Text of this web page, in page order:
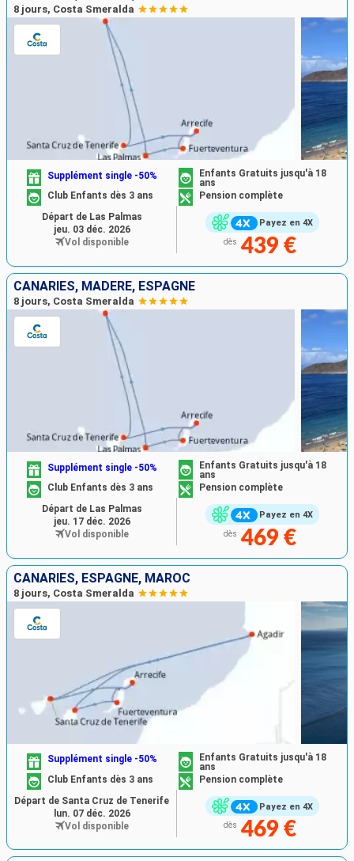
8 jours, Costa Smeralda
Payez en 4X
Supplément single -50%
Enfants Gratuits jusqu'à 18
ans
Club Enfants dès 3 ans
Pension complète
dès 439 €
Départ de Las Palmas
jeu. 03 déc. 2026
Vol disponible
CANARIES, MADÈRE, ESPAGNE
8 jours, Costa Smeralda
Payez en 4X
Supplément single -50%
Enfants Gratuits jusqu'à 18
ans
Club Enfants dès 3 ans
Pension complète
dès 469 €
Départ de Las Palmas
jeu. 17 déc. 2026
Vol disponible
CANARIES, ESPAGNE, MAROC
8 jours, Costa Smeralda
Payez en 4X
Supplément single -50%
Enfants Gratuits jusqu'à 18
ans
Club Enfants dès 3 ans
Pension complète
dès 469 €
Départ de Santa Cruz de Tenerife
lun. 07 déc. 2026
Vol disponible